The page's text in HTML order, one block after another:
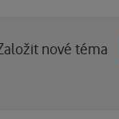
nové téma